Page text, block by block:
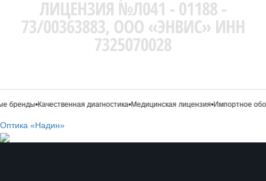
бренды•Качественная диагностика•Медицинская лицензия•Импортное
Оптика «Надин»